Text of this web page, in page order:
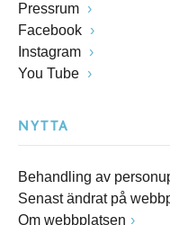
Pressrum
Facebook
Instagram
You Tube
NYTTA
Behandling av
Senast ändrat på
Om webbplatsen